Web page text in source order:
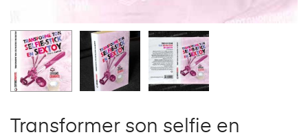
Transformer son selfie en